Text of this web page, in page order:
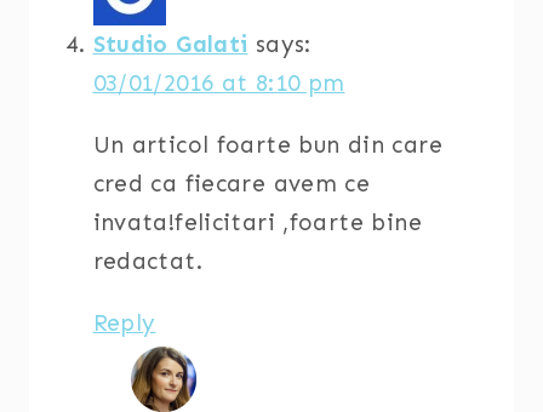
Studio Galati says:
03/01/2016 at 8:10 pm
Un articol foarte bun din care
cred ca fiecare avem ce
invata!felicitari ,foarte bine
redactat.
Reply